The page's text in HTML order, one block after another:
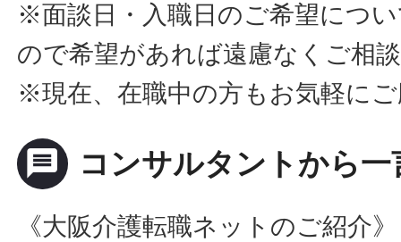
※面談日・入職日のご希望につ
ので希望があれば遠慮なくご相
※現在、在職中の方もお気軽に
message コンサルタントから一
《大阪介護転職ネットのご紹介》